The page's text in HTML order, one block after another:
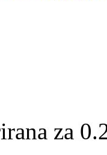
za